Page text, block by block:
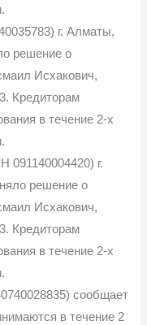
г. Алматы,
решение о
Исхакович,
Кредиторам
в течение 2-х
г.
решение о
Исхакович,
Кредиторам
в течение 2-х
сообщает
в течение 2